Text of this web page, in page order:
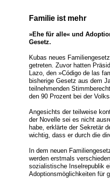
Familie ist mehr
»Ehe für alle« und
Gesetz.
Kubas neues
getreten. Zuvor hatten
Lazo, den »Código de las
bisherige Gesetz aus dem
teilnehmenden
den 90 Prozent bei der
Angesichts der teilweise
der Novelle sei es nicht
habe, erklärte der Sekretär
wichtig, dass er durch die
In dem neuen
werden erstmals
sozialistische Inselrepublik
Adoptionsmöglichkeiten für